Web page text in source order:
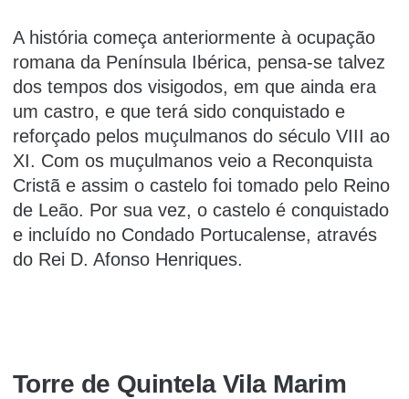
A história começa anteriormente à ocupação
romana da Península Ibérica, pensa-se talvez
dos tempos dos visigodos, em que ainda era
um castro, e que terá sido conquistado e
reforçado pelos muçulmanos do século VIII ao
XI. Com os muçulmanos veio a Reconquista
Cristã e assim o castelo foi tomado pelo Reino
de Leão. Por sua vez, o castelo é conquistado
e incluído no Condado Portucalense, através
do Rei D. Afonso Henriques.
Torre de Quintela Vila Marim